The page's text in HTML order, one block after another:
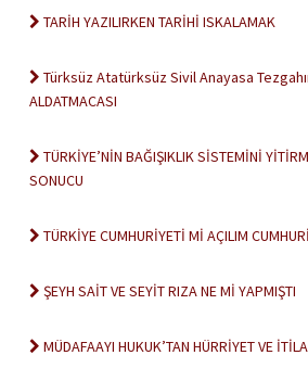
TARİH YAZILIRKEN TARİHİ ISKALAMAK
Türksüz Atatürksüz Sivil Anayasa
ALDATMACASI
TÜRKİYE’NİN BAĞIŞIKLIK SİSTEMİNİ
SONUCU
TÜRKİYE CUMHURİYETİ Mİ AÇILIM
ŞEYH SAİT VE SEYİT RIZA NE Mİ YAPMIŞTI
MÜDAFAAYI HUKUK’TAN HÜRRİYET VE